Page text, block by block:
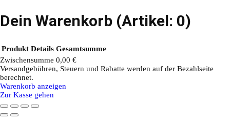
Dein Warenkorb (Artikel: 0)
Produkte
im
Warenkorb
Produkt Details Gesamtsumme
Zwischensumme 0,00 €
Versandgebühren, Steuern und Rabatte werden auf der Bezahlseite
berechnet.
Warenkorb anzeigen
Zur Kasse gehen